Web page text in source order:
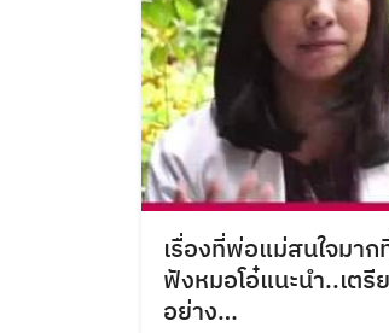
เรื่องที่พ่อแม่สนใจมา
ฟังหมอโอ๋แนะนำ..เตรี
อย่าง…